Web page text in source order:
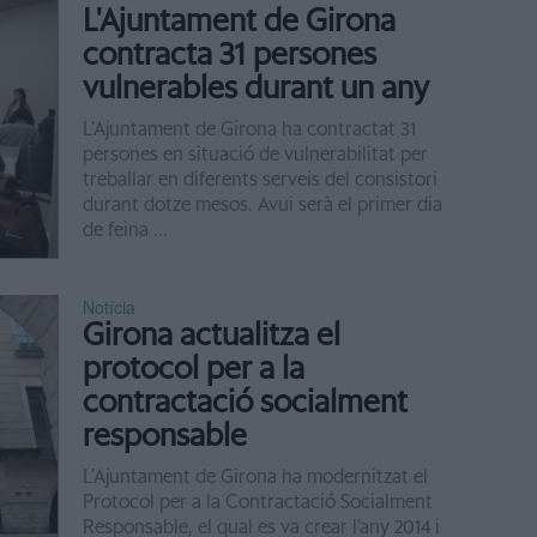
L'Ajuntament de Girona
contracta 31 persones
vulnerables durant un any
L’Ajuntament de Girona ha contractat 31
persones en situació de vulnerabilitat per
treballar en diferents serveis del consistori
durant dotze mesos. Avui serà el primer dia
de feina ...
Notícia
Girona actualitza el
protocol per a la
contractació socialment
responsable
L’Ajuntament de Girona ha modernitzat el
Protocol per a la Contractació Socialment
Responsable, el qual es va crear l’any 2014 i